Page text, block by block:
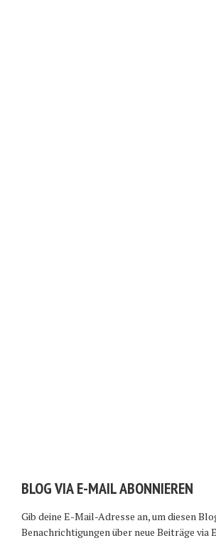
BLOG VIA E-MAIL ABONNIEREN
Gib deine E-Mail-Adresse an, um diesen
Benachrichtigungen über neue Beiträge via